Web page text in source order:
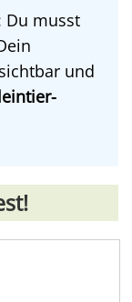
Du musst
und